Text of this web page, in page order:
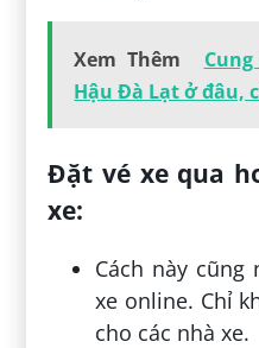
Xem Thêm
Hậu Đà Lạt ở đâu,
Đặt vé xe qua
xe:
Cách này cũng
xe online. Chỉ
cho các nhà xe.